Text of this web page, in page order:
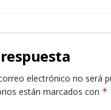
electrónico no será
están marcados con *